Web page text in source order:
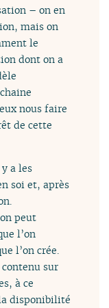
– on en
mais on
le
dont on a
nous faire
de cette
a les
soi et, après
peut
l’on
l’on crée.
contenu sur
à ce
disponibilité